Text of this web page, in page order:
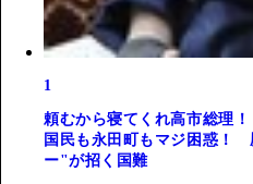
1
頼むから寝てくれ高市総理
国民も永田町もマジ困惑！
ー"が招く国難